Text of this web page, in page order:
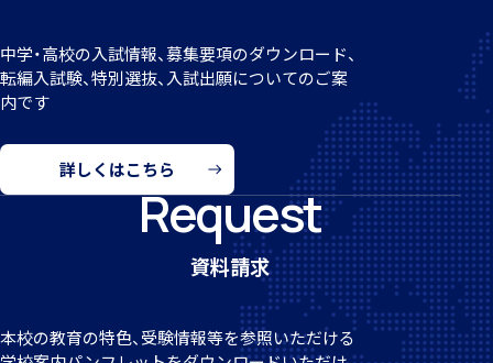
中学・高校の入試情報、募集要項のダウンロード、
転編入試験、特別選抜、入試出願についてのご案
内です
詳しくはこちら
Request
資料請求
本校の教育の特色、受験情報等を参照いただける
国内・海外研修旅行